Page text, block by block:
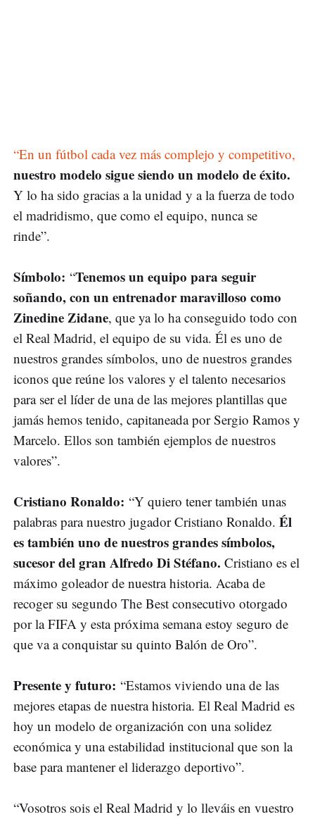
“En un fútbol cada vez más complejo y competitivo,
nuestro modelo sigue siendo un modelo de éxito.
Y lo ha sido gracias a la unidad y a la fuerza de todo
el madridismo, que como el equipo, nunca se
rinde”.
Símbolo: “Tenemos un equipo para seguir
soñando, con un entrenador maravilloso como
Zinedine Zidane, que ya lo ha conseguido todo con
el Real Madrid, el equipo de su vida. Él es uno de
nuestros grandes símbolos, uno de nuestros grandes
iconos que reúne los valores y el talento necesarios
para ser el líder de una de las mejores plantillas que
jamás hemos tenido, capitaneada por Sergio Ramos y
Marcelo. Ellos son también ejemplos de nuestros
valores”.
Cristiano Ronaldo: “Y quiero tener también unas
palabras para nuestro jugador Cristiano Ronaldo. Él
es también uno de nuestros grandes símbolos,
sucesor del gran Alfredo Di Stéfano. Cristiano es el
máximo goleador de nuestra historia. Acaba de
recoger su segundo The Best consecutivo otorgado
por la FIFA y esta próxima semana estoy seguro de
que va a conquistar su quinto Balón de Oro”.
Presente y futuro: “Estamos viviendo una de las
mejores etapas de nuestra historia. El Real Madrid es
hoy un modelo de organización con una solidez
económica y una estabilidad institucional que son la
base para mantener el liderazgo deportivo”.
“Vosotros sois el Real Madrid y lo lleváis en vuestro